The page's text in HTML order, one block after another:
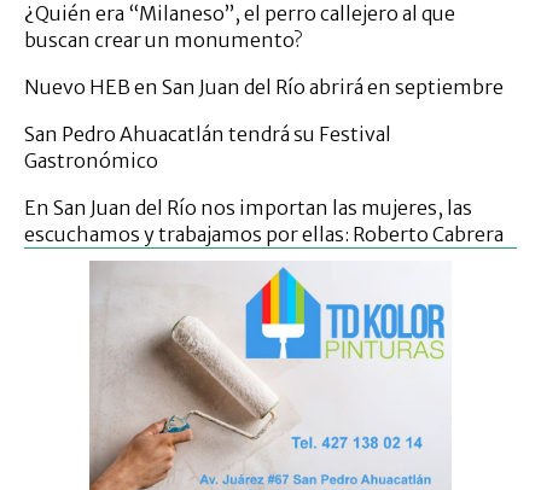
¿Quién era “Milaneso”, el perro callejero al que
buscan crear un monumento?
Nuevo HEB en San Juan del Río abrirá en septiembre
San Pedro Ahuacatlán tendrá su Festival
Gastronómico
En San Juan del Río nos importan las mujeres, las
escuchamos y trabajamos por ellas: Roberto Cabrera